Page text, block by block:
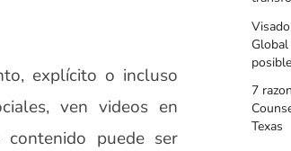
explícito o incluso
ven videos en
puede ser
posible
7
Texas